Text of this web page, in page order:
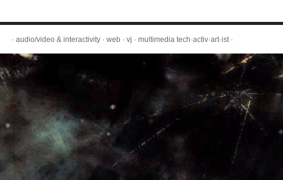
· audio/video & interactivity · web · vj · multimedia tech·activ·art·ist ·